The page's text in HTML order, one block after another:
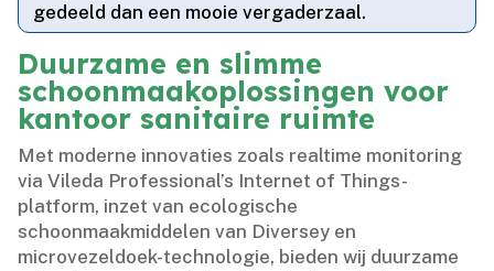
gedeeld dan een mooie vergaderzaal.​
Duurzame en slimme
schoonmaakoplossingen voor
kantoor sanitaire ruimte
Met moderne innovaties zoals realtime monitoring
via Vileda Professional’s Internet of Things-
platform, inzet van ecologische
schoonmaakmiddelen van Diversey en
microvezeldoek-technologie, bieden wij duurzame